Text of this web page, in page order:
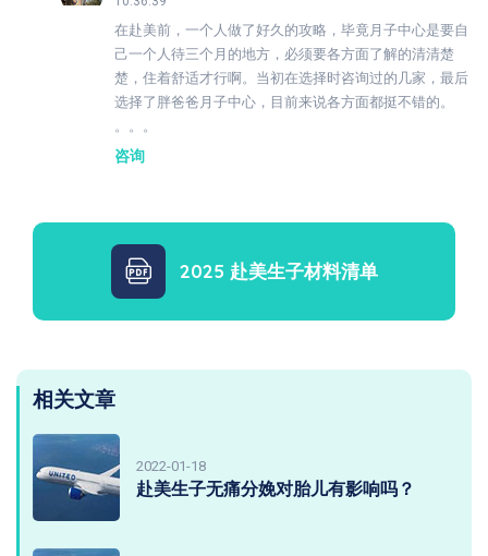
在赴美前，一个人做了好久的攻略，毕竟月子中心是要自
己一个人待三个月的地方，必须要各方面了解的清清楚
楚，住着舒适才行啊。当初在选择时咨询过的几家，最后
选择了胖爸爸月子中心，目前来说各方面都挺不错的。
。。。
咨询
2025 赴美生子材料清单
相关文章
2022-01-18
赴美生子无痛分娩对胎儿有影响吗？